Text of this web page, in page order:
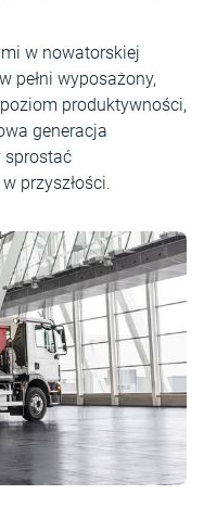
w nowatorskiej
pełni wyposażony,
produktywności,
generacja
sprostać
przyszłości.